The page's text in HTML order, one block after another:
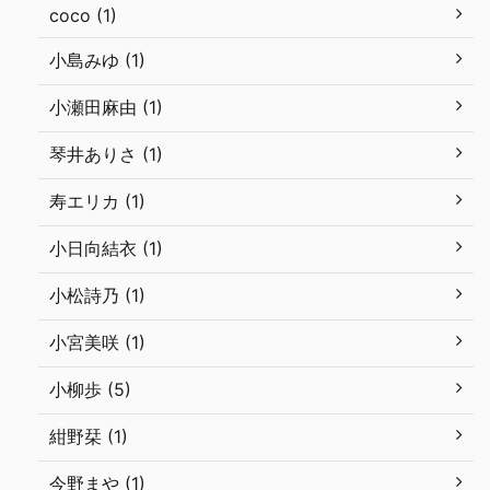
coco (1)
小島みゆ (1)
小瀬田麻由 (1)
琴井ありさ (1)
寿エリカ (1)
小日向結衣 (1)
小松詩乃 (1)
小宮美咲 (1)
小柳歩 (5)
紺野栞 (1)
今野まや (1)